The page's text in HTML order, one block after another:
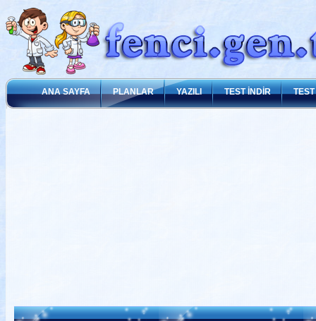
ANA SAYFA PLANLAR YAZILI TEST İNDİR